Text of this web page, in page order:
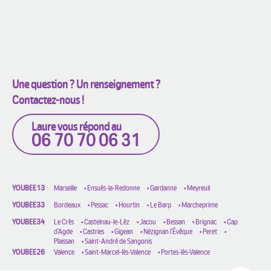
Une question ? Un renseignement ?
Contactez-nous !
Laure vous répond au
06 70 70 06 31
YOUBEE13 Marseille •Ensuès-la-Redonne •Gardanne •Meyreuil
YOUBEE33
Bordeaux •Pessac •Hourtin •Le Barp •Marcheprime
YOUBEE34
Le Crès •Castelnau-le-Lèz •Jacou •Bessan •Brignac •Cap
d'Agde
•Castries •Gigean •Nézignan l'Évêque •Peret
•
Plaissan
•Saint-André de Sangonis
YOUBEE26
Valence •Saint-Marcel-lès-Valence •Portes-lès-Valence